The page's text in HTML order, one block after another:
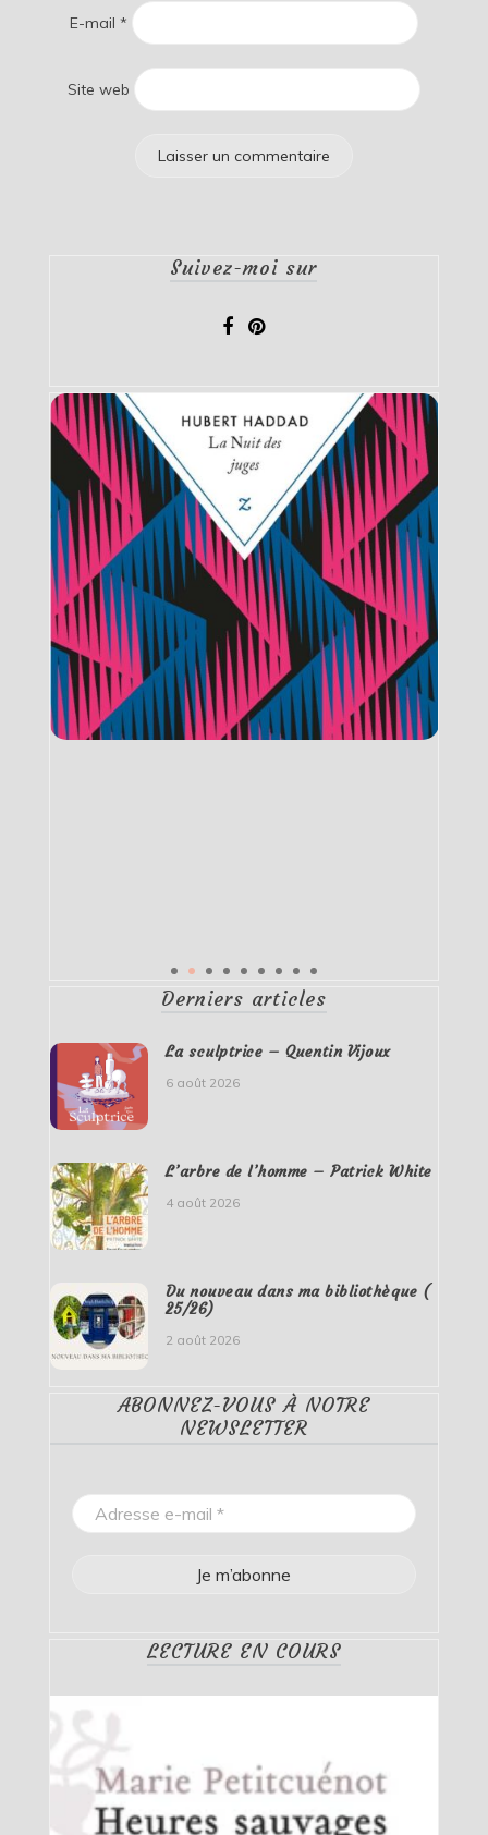
E-mail *
Site web
Suivez-moi sur
Derniers articles
La sculptrice – Quentin Vijoux
6 août 2026
L’arbre de l’homme – Patrick White
4 août 2026
Du nouveau dans ma bibliothèque (
25/26)
2 août 2026
ABONNEZ-VOUS À NOTRE
NEWSLETTER
LECTURE EN COURS